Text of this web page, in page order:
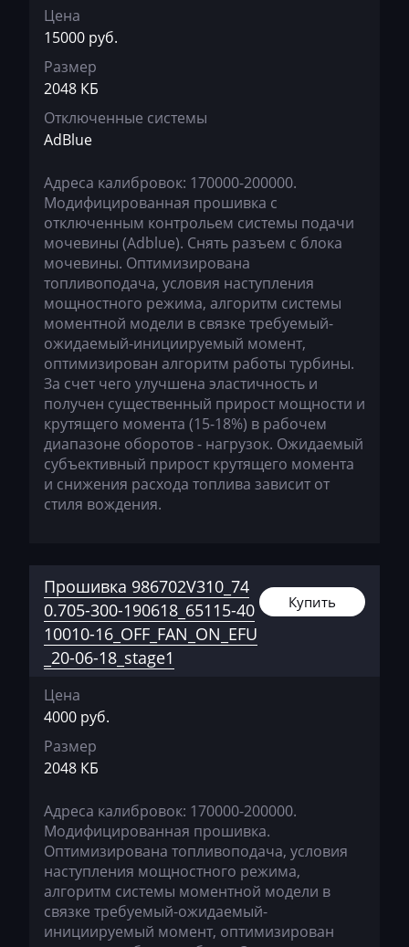
Land Rover
Landini
LDV
Lexus
Liebherr
Lifan
Lincoln
Linde
Linder
LinkBelt
LiuGong
Logset
LS
Luxgen
Mack
Mahindra
MAN
Manitou
Maserati
MasseyFerguson
Maxus
Mazda
McCloskey
McCormick
Mecalac
Цена
15000 руб.
Размер
2048 КБ
Отключенные системы
AdBlue
Адреса калибровок: 170000-200000.
Модифицированная прошивка с
отключенным контрольем системы подачи
мочевины (Adblue). Снять разъем с блока
мочевины. Оптимизирована
топливоподача, условия наступления
мощностного режима, алгоритм системы
моментной модели в связке требуемый-
ожидаемый-инициируемый момент,
оптимизирован алгоритм работы турбины.
За счет чего улучшена эластичность и
получен существенный прирост мощности и
крутящего момента (15-18%) в рабочем
диапазоне оборотов - нагрузок. Ожидаемый
субъективный прирост крутящего момента
и снижения расхода топлива зависит от
стиля вождения.
Прошивка 986702V310_74
0.705-300-190618_65115-40
10010-16_OFF_FAN_ON_EFU
_20-06-18_stage1
Купить
Цена
4000 руб.
Размер
2048 КБ
Адреса калибровок: 170000-200000.
Модифицированная прошивка.
Оптимизирована топливоподача, условия
наступления мощностного режима,
алгоритм системы моментной модели в
связке требуемый-ожидаемый-
инициируемый момент, оптимизирован